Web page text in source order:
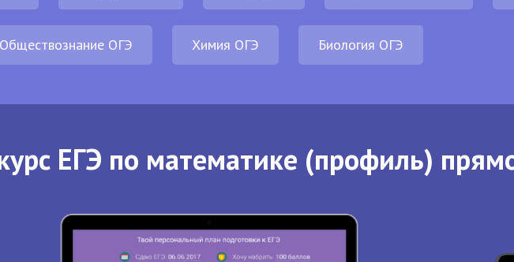
Обществознание ОГЭ Химия ОГЭ Биология ОГЭ
ЕГЭ по математике (профиль)